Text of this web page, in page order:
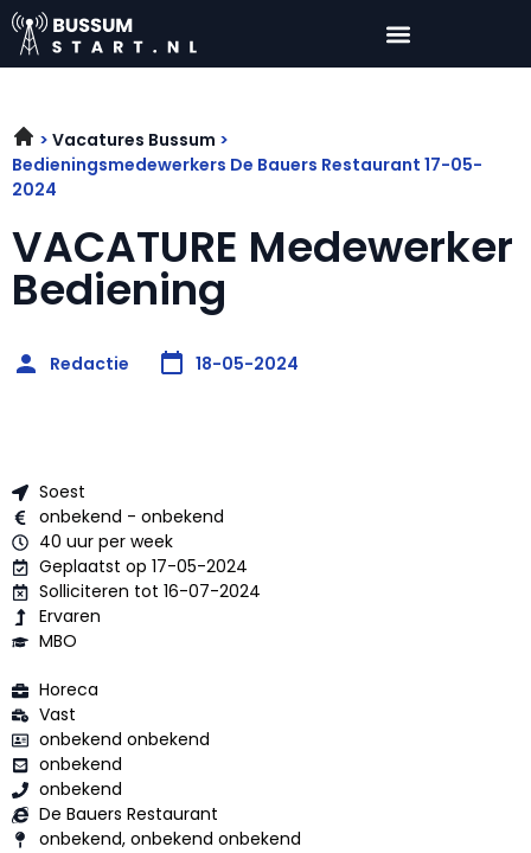
Vacatures Bussum
Bedieningsmedewerkers De Bauers Restaurant 17-05-
2024
VACATURE Medewerker
Bediening
Redactie 18-05-2024
Soest
onbekend - onbekend
40 uur per week
Geplaatst op 17-05-2024
Solliciteren tot 16-07-2024
Ervaren
MBO
Horeca
Vast
onbekend onbekend
onbekend
onbekend
De Bauers Restaurant
onbekend, onbekend onbekend